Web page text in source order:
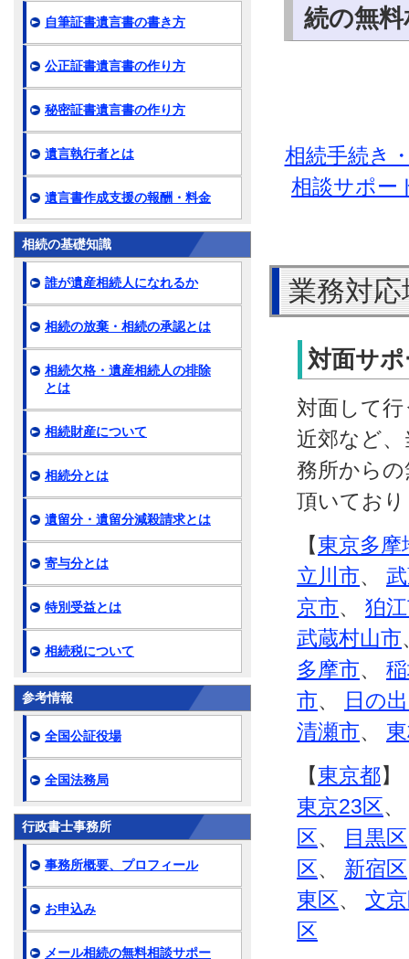
続の無
相続手続き
相談サポー
業務対
対面サ
対面して
近郊など
務所から
頂いてお
【東京多摩
立川市、
京市、 狛
武蔵村山市
多摩市、
市、
日の
清瀬市、
【東京都】
東京23区、
区、 目黒区
区、 新宿区
東区、 文
区
自筆証書遺言書の書き方
公正証書遺言書の作り方
秘密証書遺言書の作り方
遺言執行者とは
遺言書作成支援の報酬・料金
相続の基礎知識
誰が遺産相続人になれるか
相続の放棄・相続の承認とは
相続欠格・遺産相続人の排除
とは
相続財産について
相続分とは
遺留分・遺留分減殺請求とは
寄与分とは
特別受益とは
相続税について
参考情報
全国公証役場
全国法務局
行政書士事務所
事務所概要、プロフィール
お申込み
メール相続の無料相談サポー